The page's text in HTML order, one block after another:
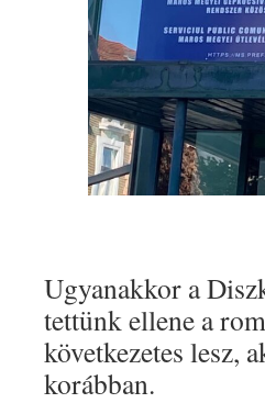
Ugyanakkor a
tettünk ellene a
következetes lesz,
korábban.